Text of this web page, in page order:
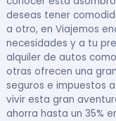
deseas tener
a otro, en Viajemos
necesidades y a tu
alquiler de autos
otras ofrecen una
seguros e impuestos
vivir esta gran
ahorra hasta un 35%